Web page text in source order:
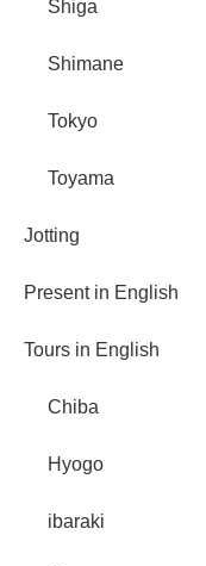
Shiga
Shimane
Tokyo
Toyama
Jotting
Present in English
Tours in English
Chiba
Hyogo
ibaraki